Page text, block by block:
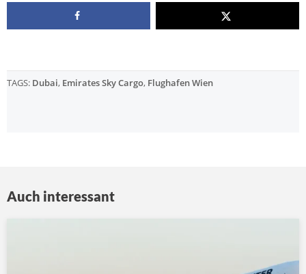
TAGS: Dubai, Emirates Sky Cargo, Flughafen Wien
Auch interessant